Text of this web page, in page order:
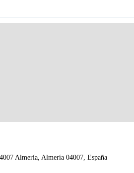
Almería, Almería 04007, España